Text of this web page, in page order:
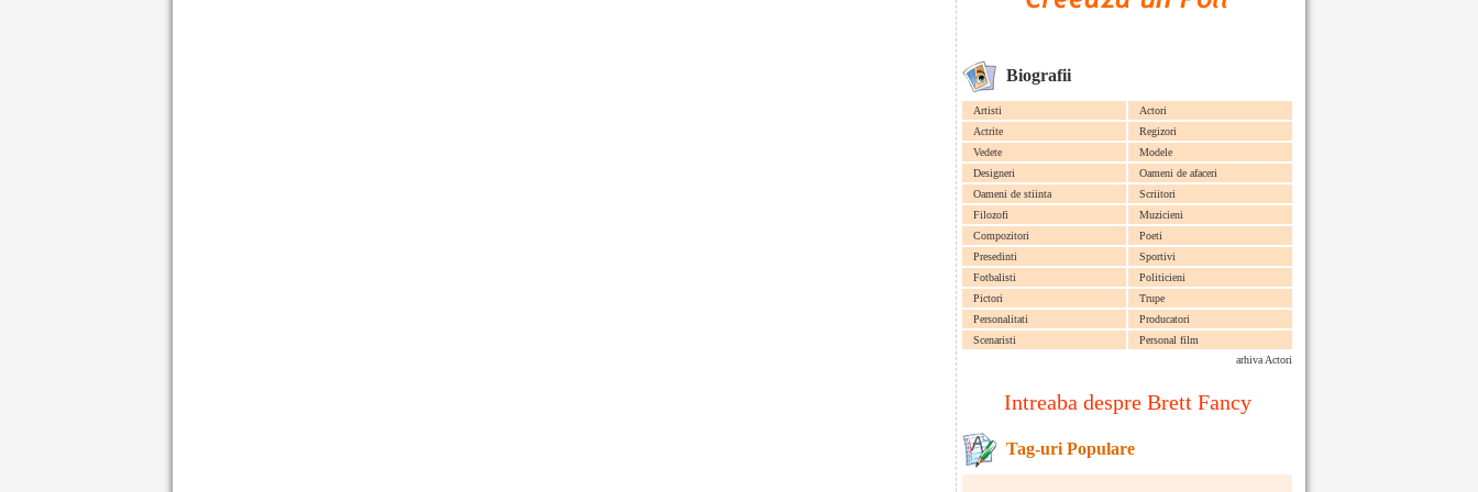
Biografii
Artisti
Actori
Actrite
Regizori
Vedete
Modele
Designeri
Oameni de afaceri
Oameni de stiinta
Scriitori
Filozofi
Muzicieni
Compozitori
Poeti
Presedinti
Sportivi
Fotbalisti
Politicieni
Pictori
Trupe
Personalitati
Producatori
Scenaristi
Personal film
arhiva Actori
Intreaba despre Brett Fancy
Tag-uri Populare